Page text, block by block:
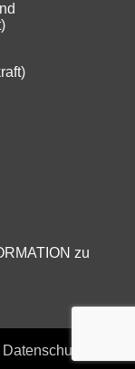
zu
Datenschutz